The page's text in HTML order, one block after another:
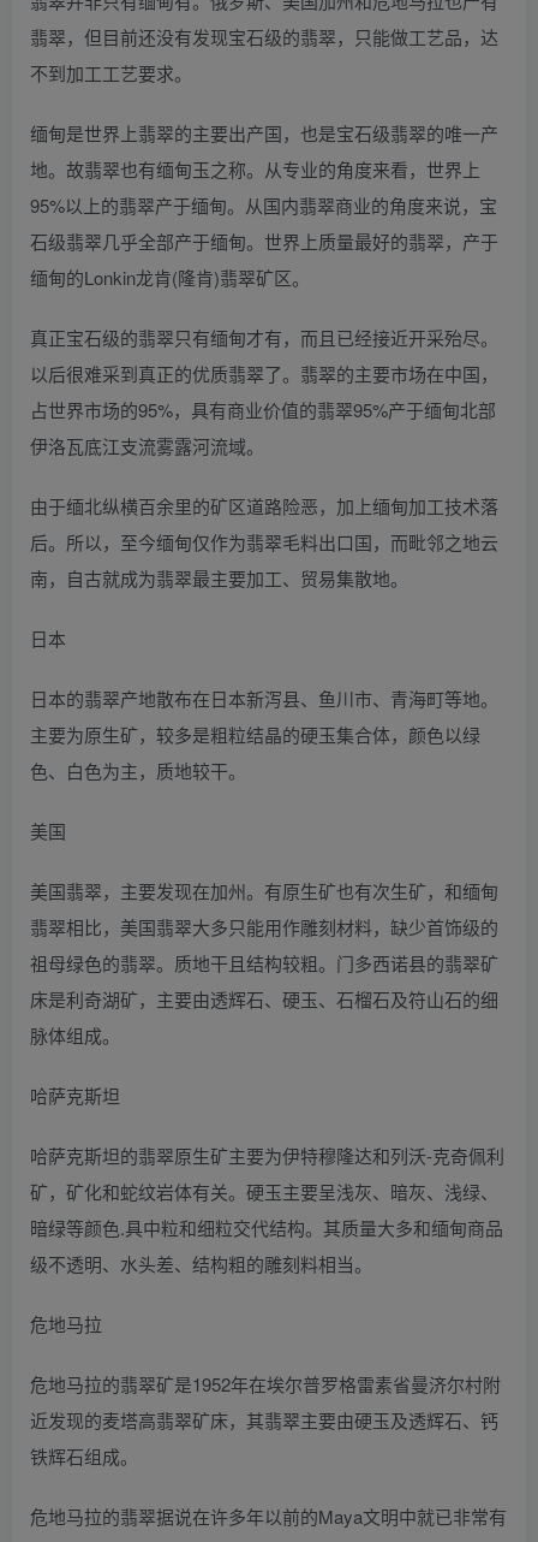
翡翠，但目前还没有发现宝石级的翡翠，只能做工艺品，达
不到加工工艺要求。
缅甸是世界上翡翠的主要出产国，也是宝石级翡翠的唯一产
地。故翡翠也有缅甸玉之称。从专业的角度来看，世界上
95%以上的翡翠产于缅甸。从国内翡翠商业的角度来说，宝
石级翡翠几乎全部产于缅甸。世界上质量最好的翡翠，产于
缅甸的Lonkin龙肯(隆肯)翡翠矿区。
真正宝石级的翡翠只有缅甸才有，而且已经接近开采殆尽。
以后很难采到真正的优质翡翠了。翡翠的主要市场在中国，
占世界市场的95%，具有商业价值的翡翠95%产于缅甸北部
伊洛瓦底江支流雾露河流域。
由于缅北纵横百余里的矿区道路险恶，加上缅甸加工技术落
后。所以，至今缅甸仅作为翡翠毛料出口国，而毗邻之地云
南，自古就成为翡翠最主要加工、贸易集散地。
日本
日本的翡翠产地散布在日本新泻县、鱼川市、青海町等地。
主要为原生矿，较多是粗粒结晶的硬玉集合体，颜色以绿
色、白色为主，质地较干。
美国
美国翡翠，主要发现在加州。有原生矿也有次生矿，和缅甸
翡翠相比，美国翡翠大多只能用作雕刻材料，缺少首饰级的
祖母绿色的翡翠。质地干且结构较粗。门多西诺县的翡翠矿
床是利奇湖矿，主要由透辉石、硬玉、石榴石及符山石的细
脉体组成。
哈萨克斯坦
哈萨克斯坦的翡翠原生矿主要为伊特穆隆达和列沃-克奇佩利
矿，矿化和蛇纹岩体有关。硬玉主要呈浅灰、暗灰、浅绿、
暗绿等颜色.具中粒和细粒交代结构。其质量大多和缅甸商品
级不透明、水头差、结构粗的雕刻料相当。
危地马拉
危地马拉的翡翠矿是1952年在埃尔普罗格雷素省曼济尔村附
近发现的麦塔高翡翠矿床，其翡翠主要由硬玉及透辉石、钙
铁辉石组成。
危地马拉的翡翠据说在许多年以前的Maya文明中就已非常有